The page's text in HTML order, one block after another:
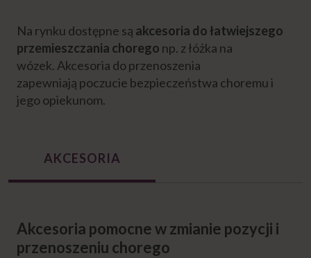
Jak zmienić pozycję chorego leżącego w
łóżku?
Jak zmienić pozycję chorego z leżenia na
boku do leżenia na plecach?
plecach do leżenia na boku?
Jak stosować akcesoria do zmiany pozycji
chorego w łóżku?
Na rynku dostępne są akcesoria do łatwiejszego
przemieszczania chorego np. z łóżka na
wózek. Akcesoria do przenoszenia
zapewniają poczucie bezpieczeństwa choremu i
jego opiekunom.
AKCESORIA
Akcesoria pomocne w zmianie pozycji i
przenoszeniu chorego